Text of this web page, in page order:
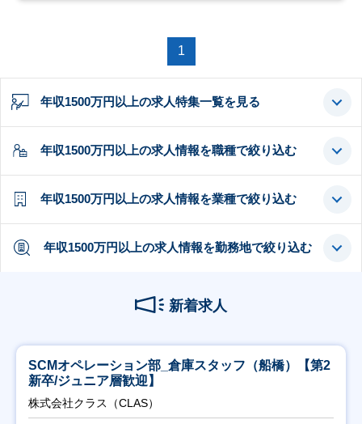
1
年収1500万円以上の求人特集一覧を見る
年収1500万円以上の求人情報を職種で絞り込む
年収1500万円以上の求人情報を業種で絞り込む
年収1500万円以上の求人情報を勤務地で絞り込む
新着求人
SCMオペレーション部_倉庫スタッフ（船橋）【第2
新卒/ジュニア層歓迎】
株式会社クラス（CLAS）